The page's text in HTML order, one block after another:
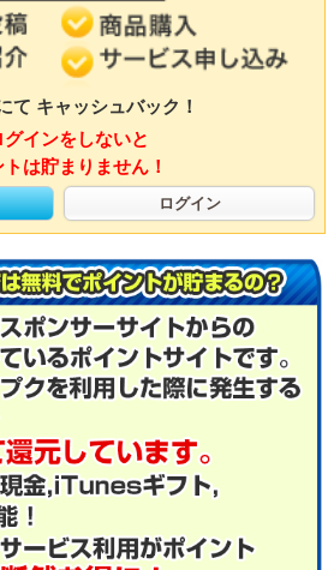
て キャッシュバック！
インをしないと
は貯まりません！
ログイン